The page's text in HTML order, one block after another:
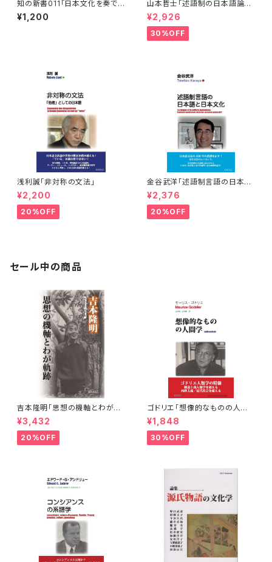
知の新書011「日本文化を奏でる
竹笛：篠笛・真笛の日本の音」
¥1,200
山本哲士「述語制の日本語論と
日本思想」
¥2,926
30%OFF
浅利誠「非対称の文法」
¥2,200
20%OFF
金谷武洋「述語制言語の日本語
と日本文化」
¥2,376
20%OFF
セール中の商品
吉本隆明「思想の機軸とわが軌
跡」
¥3,432
20%OFF
ゴドリエ「想像的なものの人間
学」
¥1,848
30%OFF